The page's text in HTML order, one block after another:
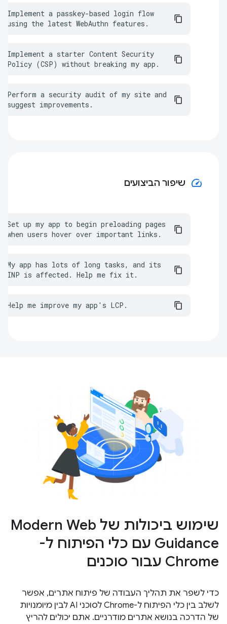
Implement a passkey-based login flow
using the latest WebAuthn features.
Implement a starter Content Security
Policy (CSP) without breaking my app.
Perform a security audit of my site and
suggest improvements.
speed שיפור הביצועים
Set up my app to begin preloading pages
when users hover over important links.
My app has lots of long tasks, and its
INP is affected. Help me fix it.
Help me improve my app's LCP.
שימוש ביכולות של Modern Web
Guidance עם כלי הפיתוח ל-
Chrome עבור סוכנים
כדי לשפר את תהליך העבודה של פיתוח אתרים, אפשר
לשלב בין כלי הפיתוח ל-Chrome לסוכני AI לבין מיומנויות
של הדרכה בנושא אתרים מודרניים. אתם יכולים להריץ